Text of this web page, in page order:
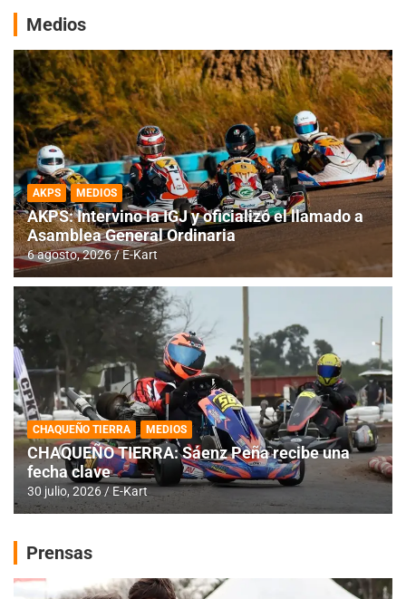
Medios
AKPS MEDIOS
AKPS: Intervino la IGJ y oficializó el llamado a
Asamblea General Ordinaria
6 agosto, 2026 E-Kart
CHAQUEÑO TIERRA MEDIOS
CHAQUEÑO TIERRA: Sáenz Peña recibe una
fecha clave
30 julio, 2026 E-Kart
Prensas